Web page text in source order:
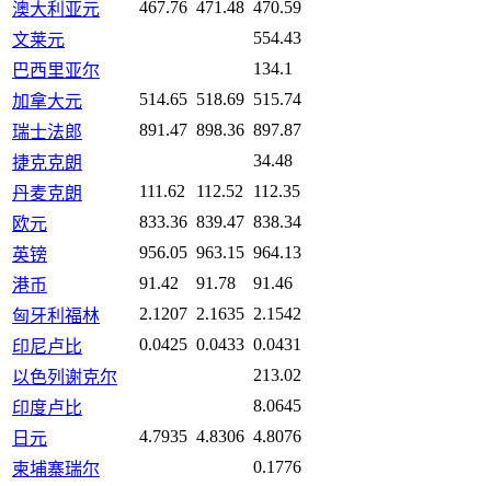
澳大利亚元 467.76 471.48 470.59
文莱元
554.43
巴西里亚尔
134.1
加拿大元
514.65 518.69 515.74
瑞士法郎
891.47 898.36 897.87
捷克克朗
34.48
丹麦克朗
111.62 112.52
112.35
欧元
833.36 839.47 838.34
英镑
956.05 963.15 964.13
港币
91.42 91.78
91.46
匈牙利福林
2.1207 2.1635 2.1542
印尼卢比
0.0425 0.0433 0.0431
以色列谢克尔
213.02
印度卢比
8.0645
日元
4.7935 4.8306 4.8076
柬埔寨瑞尔
0.1776